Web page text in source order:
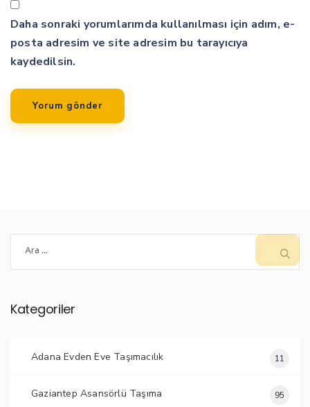
Daha sonraki yorumlarımda kullanılması için adım, e-
posta adresim ve site adresim bu tarayıcıya
kaydedilsin.
Kategoriler
Adana Evden Eve Taşımacılık 11
Gaziantep Asansörlü Taşıma 95